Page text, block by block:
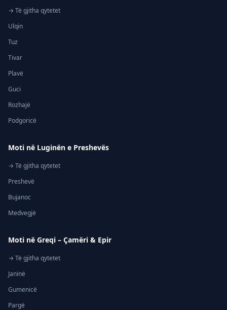
→ Të gjitha qytetet
Ulqin
Tuz
Tivar
Plavë
Guci
Rozhajë
Podgoricë
Moti në Luginën e Preshevës
→ Të gjitha qytetet
Preshevë
Bujanoc
Medvegjë
Moti në Greqi – Çamëri & Epir
→ Të gjitha qytetet
Janinë
Gumenicë
Pargë